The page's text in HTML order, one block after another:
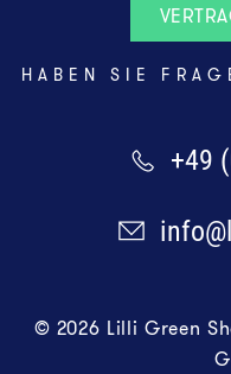
HABEN SIE
+49
© 2026 Lilli Green